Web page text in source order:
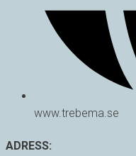
www.trebema.se
ADRESS: